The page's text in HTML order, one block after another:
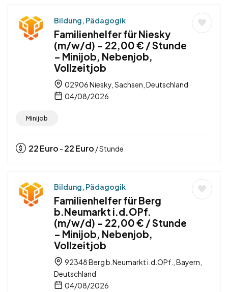
Bildung, Pädagogik
Familienhelfer für Niesky
(m/w/d) – 22,00 € / Stunde
– Minijob, Nebenjob,
Vollzeitjob
02906 Niesky, Sachsen, Deutschland
04/08/2026
Minijob
22Euro - 22Euro / Stunde
Bildung, Pädagogik
Familienhelfer für Berg
b.Neumarkt i.d.OPf.
(m/w/d) – 22,00 € / Stunde
– Minijob, Nebenjob,
Vollzeitjob
92348 Berg b.Neumarkt i.d.OPf., Bayern,
Deutschland
04/08/2026